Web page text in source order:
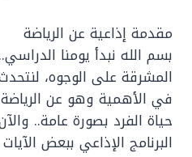
مقدمة إذاعية عن الرياضة
بسم الله نبدأ يومنا
المشرقة على الوجوه،
في الأهمية وهو عن
حياة الفرد بصورة عامة..
البرنامج الإذاعي ببعض